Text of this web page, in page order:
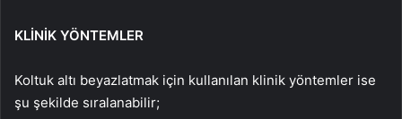
KLİNİK YÖNTEMLER
Koltuk altı beyazlatmak için kullanılan klinik yöntemler ise
şu şekilde sıralanabilir;